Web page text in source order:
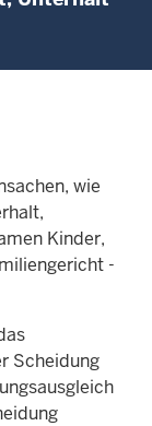
wie
Kinder,
-
Scheidung